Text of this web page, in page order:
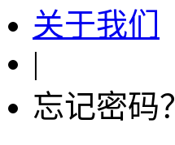
关于我们
|
忘记密码？